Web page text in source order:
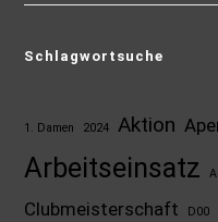
Schlagwortsuche
1. Damen 2024 Aktion
Arbeitseinsatz
Clubmeisterschaft D00